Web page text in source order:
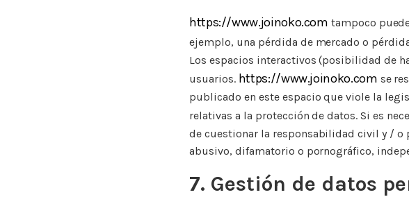
https://www.joinoko.com tampoco
ejemplo, una pérdida de mercado o
Los espacios interactivos (posibilidad de
usuarios. https://www.joinoko.com se
publicado en este espacio que viole la
relativas a la protección de datos. Si es
de cuestionar la responsabilidad civil y / o
abusivo, difamatorio o pornográfico,
7. Gestión de datos